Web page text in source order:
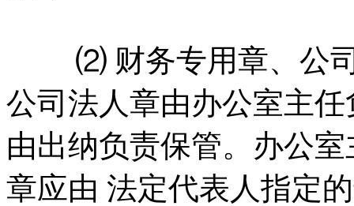
⑵ 财务专用章、公司
公司法人章由办公室主
由出纳负责保管。办公
章应由 法定代表人指定